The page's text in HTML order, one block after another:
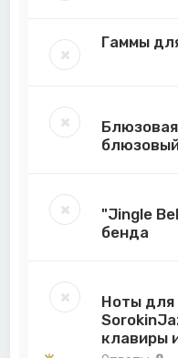
Гаммы
"Jingle
бенда
Ноты для
клавиры